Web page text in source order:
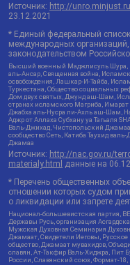
Источник: http://
23.12.2021
* Единый федеральный
международных организаций,
законодательством
Высший военный Маджлисуль Шура,
аль-Ансар, Священная война,
освобождения, Лашкар-И-Тайба,
Туркестана, Общество социальных
Дом двух святых, Джунд аш-Шам,
странах исламского Магриба,
Джабха аль-Нусра ли-Ахль аш-Шам,
Аджр от Аллаха Субхану уа Тагьаля
Валь-Джихад, Чистопольский
сообщество Сеть, Катиба Таухид
Джамаа
Источник: http://nac.gov.ru/
materialy.html
данные на
* Перечень общественных
отношении которых судом
о ликвидации или запрете
Национал-большевистская партия,
Державы Русь, организация
Мужская Духовная Семинария
Джамаат, Свидетели Иеговы,
общество, Джамаат мувахидов,
славян, Ат-Такфир Валь-Хиджра, Пит
России, Славянский союз, Формат-